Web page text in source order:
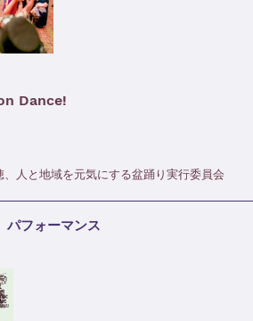
Dance!
人と地域を元気にする盆踊り実行委員会
パフォーマンス